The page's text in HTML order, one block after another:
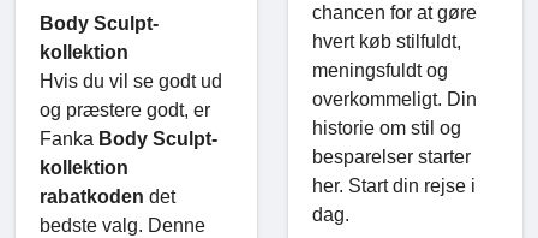
Body Sculpt-
kollektion
Hvis du vil se godt ud
og præstere godt, er
Fanka Body Sculpt-
kollektion
rabatkoden det
bedste valg. Denne
chancen for at gøre
hvert køb stilfuldt,
meningsfuldt og
overkommeligt. Din
historie om stil og
besparelser starter
her. Start din rejse i
dag.